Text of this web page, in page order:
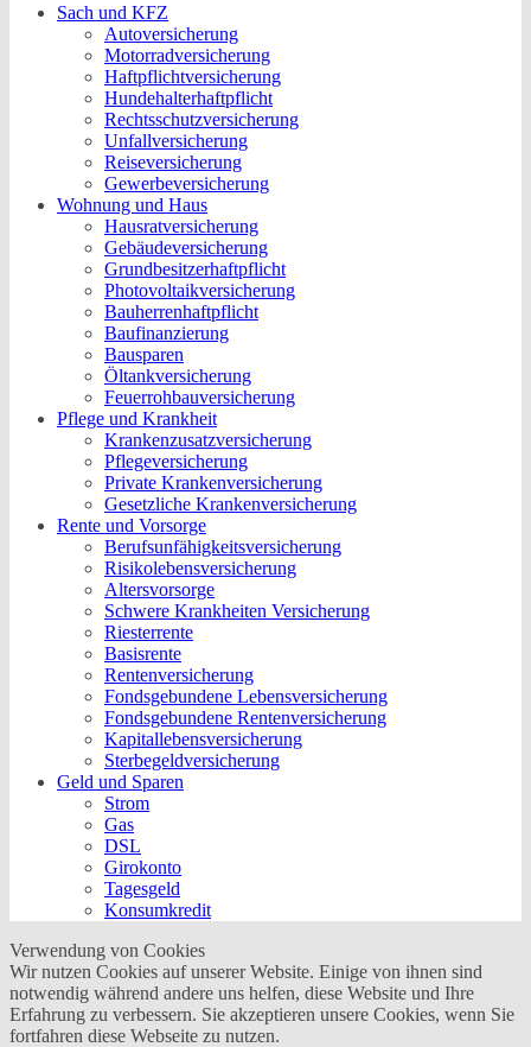
Sach und KFZ
Autoversicherung
Motorradversicherung
Haftpflichtversicherung
Hundehalterhaftpflicht
Rechtsschutzversicherung
Unfallversicherung
Reiseversicherung
Gewerbeversicherung
Wohnung und Haus
Hausratversicherung
Gebäudeversicherung
Grundbesitzerhaftpflicht
Photovoltaikversicherung
Bauherrenhaftpflicht
Baufinanzierung
Bausparen
Öltankversicherung
Feuerrohbauversicherung
Pflege und Krankheit
Krankenzusatzversicherung
Pflegeversicherung
Private Krankenversicherung
Gesetzliche Krankenversicherung
Rente und Vorsorge
Berufs­unfähigkeitsversicherung
Risikolebensversicherung
Altersvorsorge
Schwere Krankheiten Versicherung
Riesterrente
Basisrente
Rentenversicherung
Fondsgebundene Lebensversicherung
Fondsgebundene Rentenversicherung
Kapitallebensversicherung
Sterbegeldversicherung
Geld und Sparen
Strom
Gas
DSL
Girokonto
Tagesgeld
Konsumkredit
Verwendung von Cookies
Wir nutzen Cookies auf unserer Website. Einige von ihnen sind
notwendig während andere uns helfen, diese Website und Ihre
Erfahrung zu verbessern. Sie akzeptieren unsere Cookies, wenn Sie
fortfahren diese Webseite zu nutzen.